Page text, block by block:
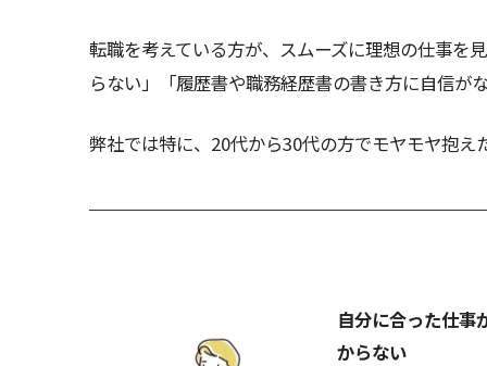
転職を考えている方が、スムーズに理想の仕事を
らない」「履歴書や職務経歴書の書き方に自信が
弊社では特に、20代から30代の方でモヤモヤ抱え
自分に合った仕事
からない